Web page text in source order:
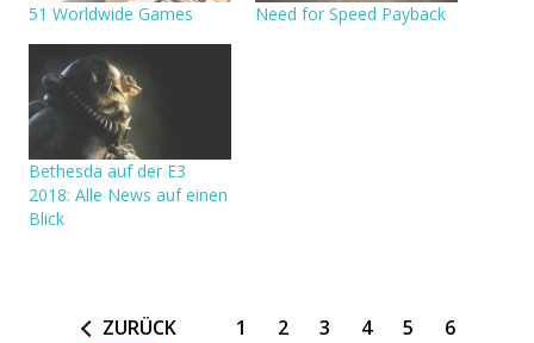
51 Worldwide Games Need for Speed Payback
Bethesda auf der E3
2018: Alle News auf einen
Blick
ZURÜCK 1 2 3 4 5
6